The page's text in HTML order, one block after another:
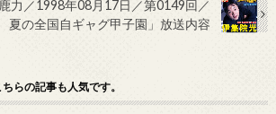
力／1998年08月17日／第0149回／
夏の全国自ギャグ甲子園」放送内容
ちらの記事も人気です。